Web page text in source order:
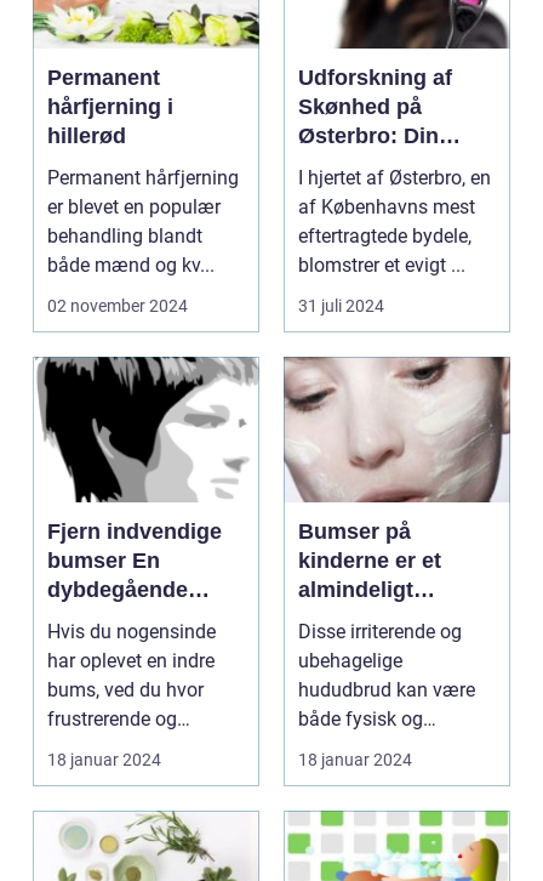
Permanent
hårfjerning i
hillerød
Permanent hårfjerning
er blevet en populær
behandling blandt
både mænd og kv...
02 november 2024
Udforskning af
Skønhed på
Østerbro: Din
Destination for
Æstetiske
Behandlinger
I hjertet af Østerbro, en
af Københavns mest
eftertragtede bydele,
blomstrer et evigt ...
31 juli 2024
Fjern indvendige
bumser En
dybdegående
guide til smuk hud
Hvis du nogensinde
har oplevet en indre
bums, ved du hvor
frustrerende og
smertefuldt det kan
være. ...
18 januar 2024
Bumser på
kinderne er et
almindeligt
problem, som
mange mennesker
oplever i løbet af
deres liv
Disse irriterende og
ubehagelige
hududbrud kan være
både fysisk og
følelsesmæssigt
belastende, især ...
18 januar 2024